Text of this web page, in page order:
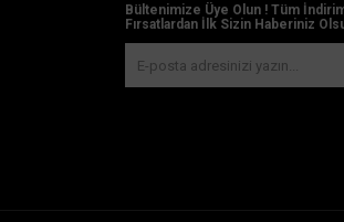
Bültenimize Üye Olun ! Tüm
Fırsatlardan İlk Sizin Haberiniz